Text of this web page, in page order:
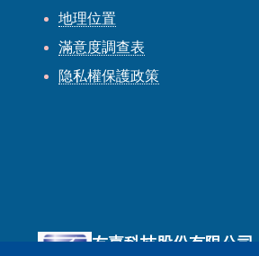
地理位置
滿意度調查表
隐私權保護政策
友嘉科技股份有限公司